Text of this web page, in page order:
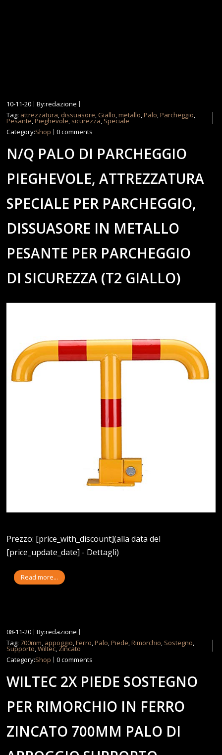
10-11-20
By:redazione
Tag: attrezzatura, dissuasore, Giallo,metallo,Palo,Parcheggio,
Pesante,Pieghevole, sicurezza, Speciale
Category:Shop 0 comments
N/Q PALO DI PARCHEGGIO
PIEGHEVOLE, ATTREZZATURA
SPECIALE PER PARCHEGGIO,
DISSUASORE IN METALLO
PESANTE PER PARCHEGGIO
DI SICUREZZA (T2 GIALLO)
Prezzo: [price_with_discount](alla data del
[price_update_date] - Dettagli)
Read more...
08-11-20
By:redazione
Tag:700mm, appoggio,Ferro,Palo,Piede,Rimorchio, Sostegno,
Supporto,Wiltec, Zincato
Category:Shop 0 comments
WILTEC 2X PIEDE SOSTEGNO
PER RIMORCHIO IN FERRO
ZINCATO 700MM PALO DI